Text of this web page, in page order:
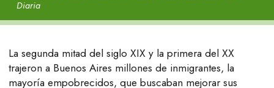
Diaria
La segunda mitad del siglo XIX y la primera del XX
trajeron a Buenos Aires millones de inmigrantes, la
mayoría empobrecidos, que buscaban mejorar sus